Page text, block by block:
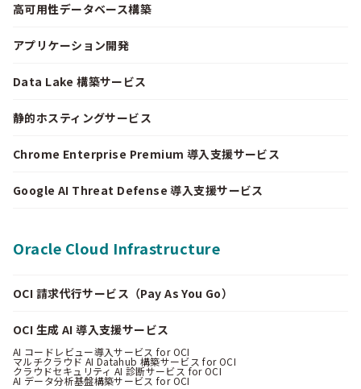
高可用性データベース構築
アプリケーション開発
Data Lake 構築サービス
静的ホスティングサービス
Chrome Enterprise Premium 導入支援サービス
Google AI Threat Defense 導入支援サービス
Oracle Cloud Infrastructure
OCI 請求代行サービス（Pay As You Go）
OCI 生成 AI 導入支援サービス
AI コードレビュー導入サービス for OCI
マルチクラウド AI Datahub 構築サービス for OCI
クラウドセキュリティ AI 診断サービス for OCI
AI データ分析基盤構築サービス for OCI